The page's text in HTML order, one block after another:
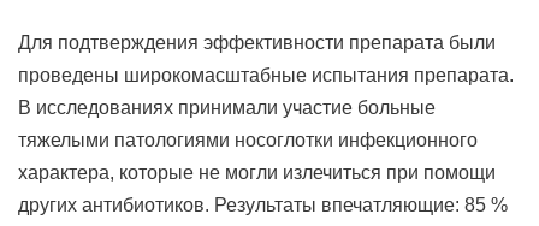
Для подтверждения эффективности препарата были
проведены широкомасштабные испытания препарата.
В исследованиях принимали участие больные
тяжелыми патологиями носоглотки инфекционного
характера, которые не могли излечиться при помощи
других антибиотиков. Результаты впечатляющие: 85 %